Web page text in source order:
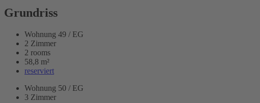
Grundriss
Wohnung 49 / EG
2 Zimmer
2 rooms
58,8 m²
reserviert
Wohnung 50 / EG
3 Zimmer